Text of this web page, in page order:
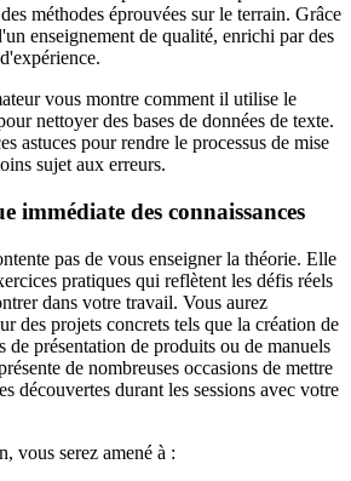
méthodes éprouvées sur le terrain. Grâce
enseignement de qualité, enrichi par des
vous montre comment il utilise le
nettoyer des bases de données de texte.
astuces pour rendre le processus de mise
sujet aux erreurs.
immédiate des connaissances
pas de vous enseigner la théorie. Elle
pratiques qui reflètent les défis réels
dans votre travail. Vous aurez
des projets concrets tels que la création de
de présentation de produits ou de manuels
de nombreuses occasions de mettre
découvertes durant les sessions avec votre
vous serez amené à :